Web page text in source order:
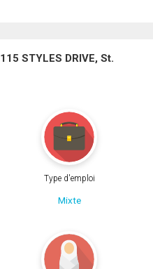
STYLES DRIVE, St.
Type d'emploi
Mixte